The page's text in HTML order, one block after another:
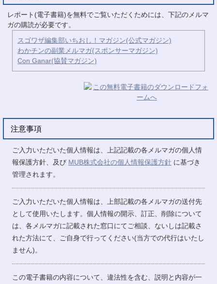
レポート(電子書籍)を無料でご覧いただくためには、下記のメルマ
ガの購読が必要です。
スゴワザ編集部いちおし！マガジン(公式マガジン)
わかチンの副業メルマガ(スポンサーマガジン)
Con Ganar(協賛マガジン)
注意事項
ご入力いただいた個人情報は、上記記載の各メルマガの個人情
報保護方針、及び MUB株式会社の個人情報保護方針 に基づき
管理されます。
ご入力いただいた個人情報は、上部記載の各メルマガの送付先
として使用いたします。個人情報の開示、訂正、削除について
は、各メルマガに記載された窓口にてご相談、ないしは記載さ
れた方法にて、ご自身で行ってください(当方での代行はいたし
ません)。
この電子書籍の内容について、違法性を含む、説明と内容が一